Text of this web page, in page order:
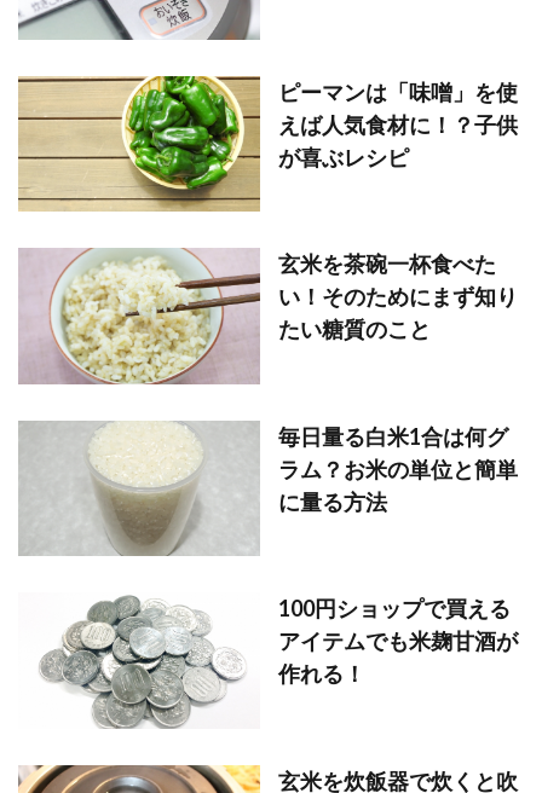
ピーマンは「味噌」を使
えば人気食材に！？子供
が喜ぶレシピ
玄米を茶碗一杯食べた
い！そのためにまず知り
たい糖質のこと
毎日量る白米1合は何グ
ラム？お米の単位と簡単
に量る方法
100円ショップで買える
アイテムでも米麹甘酒が
作れる！
玄米を炊飯器で炊くと吹